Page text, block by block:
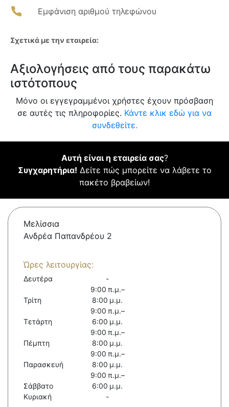
Εμφάνιση αριθμού τηλεφώνου
Σχετικά με την εταιρεία:
Αξιολογήσεις από τους παρακάτω
ιστότοπους
Μόνο οι εγγεγραμμένοι χρήστες έχουν πρόσβαση
σε αυτές τις πληροφορίες. Κάντε κλικ εδώ για να
συνδεθείτε.
Αυτή είναι η εταιρεία σας?
Συγχαρητήρια! Δείτε πώς μπορείτε να λάβετε το
πακέτο βραβείων!
Μελίσσια
Ανδρέα Παπανδρέου 2
Ώρες λειτουργίας:
Δευτέρα -
Τρίτη
9:00 π.μ.–
8:00 μ.μ.
Τετάρτη
9:00 π.μ.–
6:00 μ.μ.
Πέμπτη
9:00 π.μ.–
8:00 μ.μ.
Παρασκευή
9:00 π.μ.–
8:00 μ.μ.
Σάββατο
9:00 π.μ.–
6:00 μ.μ.
Κυριακή
-